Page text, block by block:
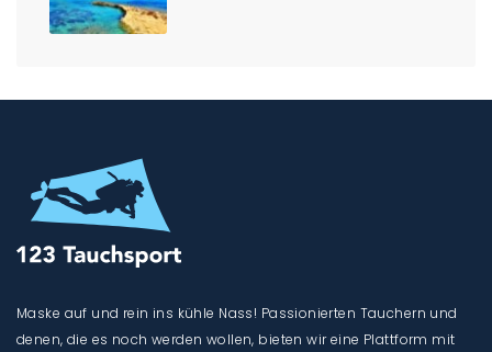
Maske auf und rein ins kühle Nass! Passionierten Tauchern und
denen, die es noch werden wollen, bieten wir eine Plattform mit